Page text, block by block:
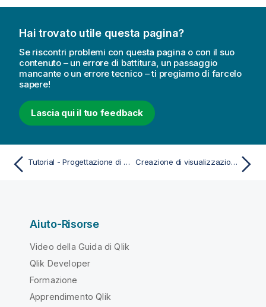
Hai trovato utile questa pagina?
Se riscontri problemi con questa pagina o con il suo
contenuto – un errore di battitura, un passaggio
mancante o un errore tecnico – ti pregiamo di farcelo
sapere!
Lascia qui il tuo feedback
Tutorial - Progettazione di fogli per i report PowerPoint Creazione di visualizzazioni con Advisor informazioni strategiche
Aiuto-Risorse
Video della Guida di Qlik
Qlik Developer
Formazione
Apprendimento Qlik